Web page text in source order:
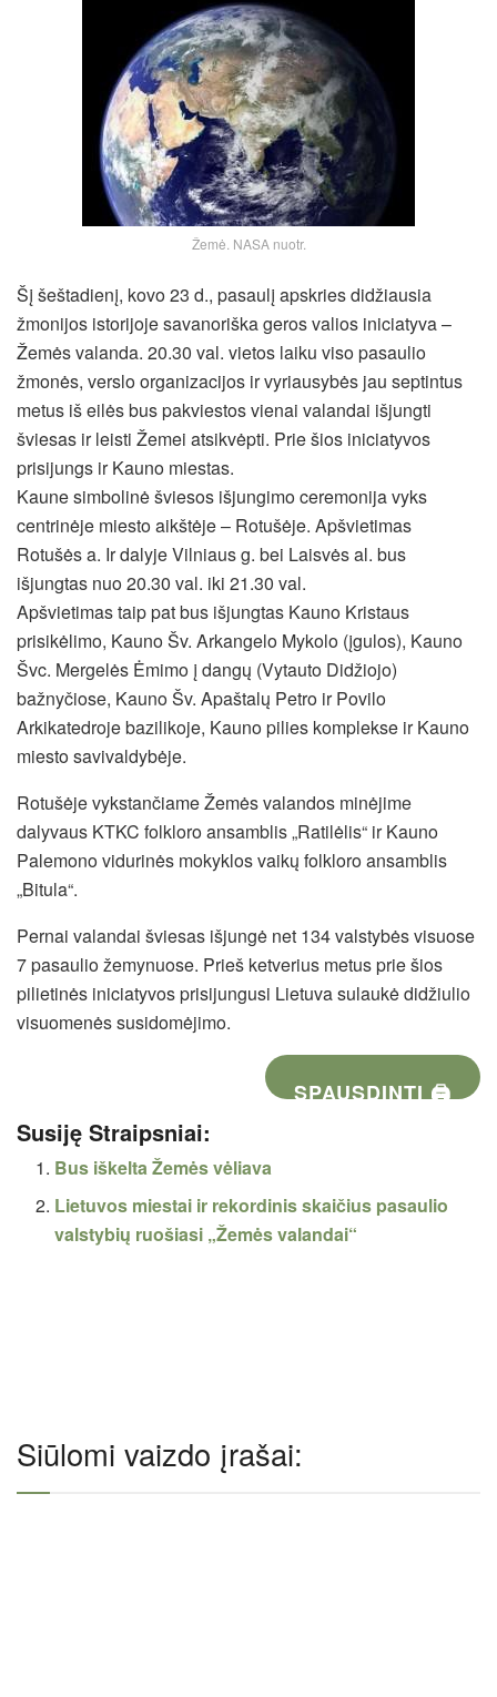
Žemė. NASA nuotr.
Šį šeštadienį, kovo 23 d., pasaulį apskries didžiausia
žmonijos istorijoje savanoriška geros valios iniciatyva –
Žemės valanda. 20.30 val. vietos laiku viso pasaulio
žmonės, verslo organizacijos ir vyriausybės jau septintus
metus iš eilės bus pakviestos vienai valandai išjungti
šviesas ir leisti Žemei atsikvėpti. Prie šios iniciatyvos
prisijungs ir Kauno miestas.
Kaune simbolinė šviesos išjungimo ceremonija vyks
centrinėje miesto aikštėje – Rotušėje. Apšvietimas
Rotušės a. Ir dalyje Vilniaus g. bei Laisvės al. bus
išjungtas nuo 20.30 val. iki 21.30 val.
Apšvietimas taip pat bus išjungtas Kauno Kristaus
prisikėlimo, Kauno Šv. Arkangelo Mykolo (įgulos), Kauno
Švc. Mergelės Ėmimo į dangų (Vytauto Didžiojo)
bažnyčiose, Kauno Šv. Apaštalų Petro ir Povilo
Arkikatedroje bazilikoje, Kauno pilies komplekse ir Kauno
miesto savivaldybėje.
Rotušėje vykstančiame Žemės valandos minėjime
dalyvaus KTKC folkloro ansamblis „Ratilėlis“ ir Kauno
Palemono vidurinės mokyklos vaikų folkloro ansamblis
„Bitula“.
Pernai valandai šviesas išjungė net 134 valstybės visuose
7 pasaulio žemynuose. Prieš ketverius metus prie šios
pilietinės iniciatyvos prisijungusi Lietuva sulaukė didžiulio
visuomenės susidomėjimo.
SPAUSDINTI 🖨
Susiję Straipsniai:
Bus iškelta Žemės vėliava
Lietuvos miestai ir rekordinis skaičius pasaulio
valstybių ruošiasi „Žemės valandai“
Siūlomi vaizdo įrašai: